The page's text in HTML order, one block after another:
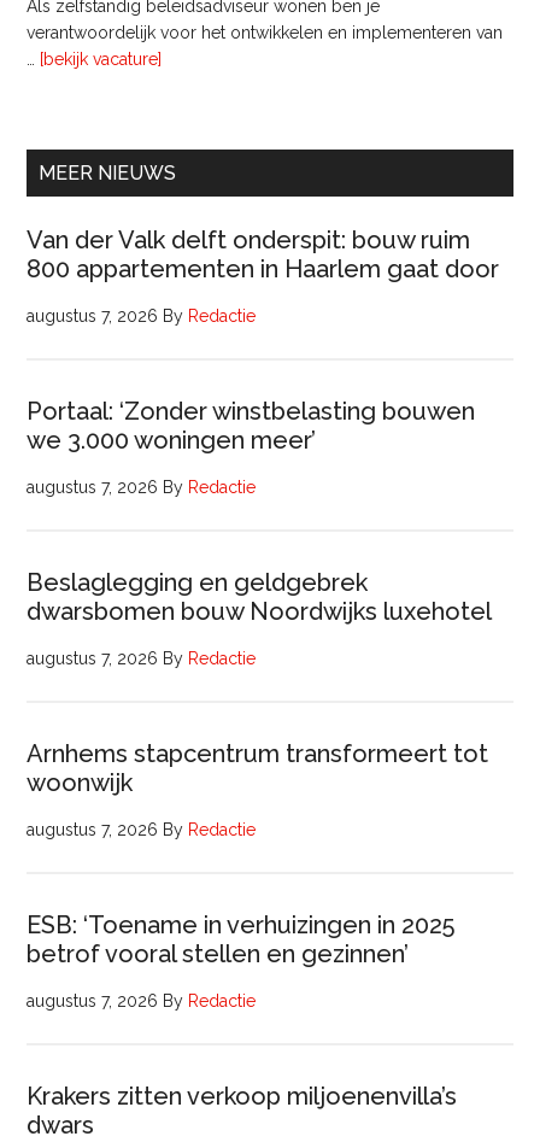
Als zelfstandig beleidsadviseur wonen ben je
verantwoordelijk voor het ontwikkelen en implementeren van
[bekijk vacature]
uur)
MEER NIEUWS
Van der Valk delft onderspit: bouw ruim
800 appartementen in Haarlem gaat door
augustus 7, 2026 By Redactie
Portaal: ‘Zonder winstbelasting bouwen
we 3.000 woningen meer’
augustus 7, 2026 By Redactie
Beslaglegging en geldgebrek
dwarsbomen bouw Noordwijks luxehotel
augustus 7, 2026 By Redactie
Arnhems stapcentrum transformeert tot
woonwijk
augustus 7, 2026 By Redactie
ESB: ‘Toename in verhuizingen in 2025
betrof vooral stellen en gezinnen’
augustus 7, 2026 By Redactie
Krakers zitten verkoop miljoenenvilla’s
dwars